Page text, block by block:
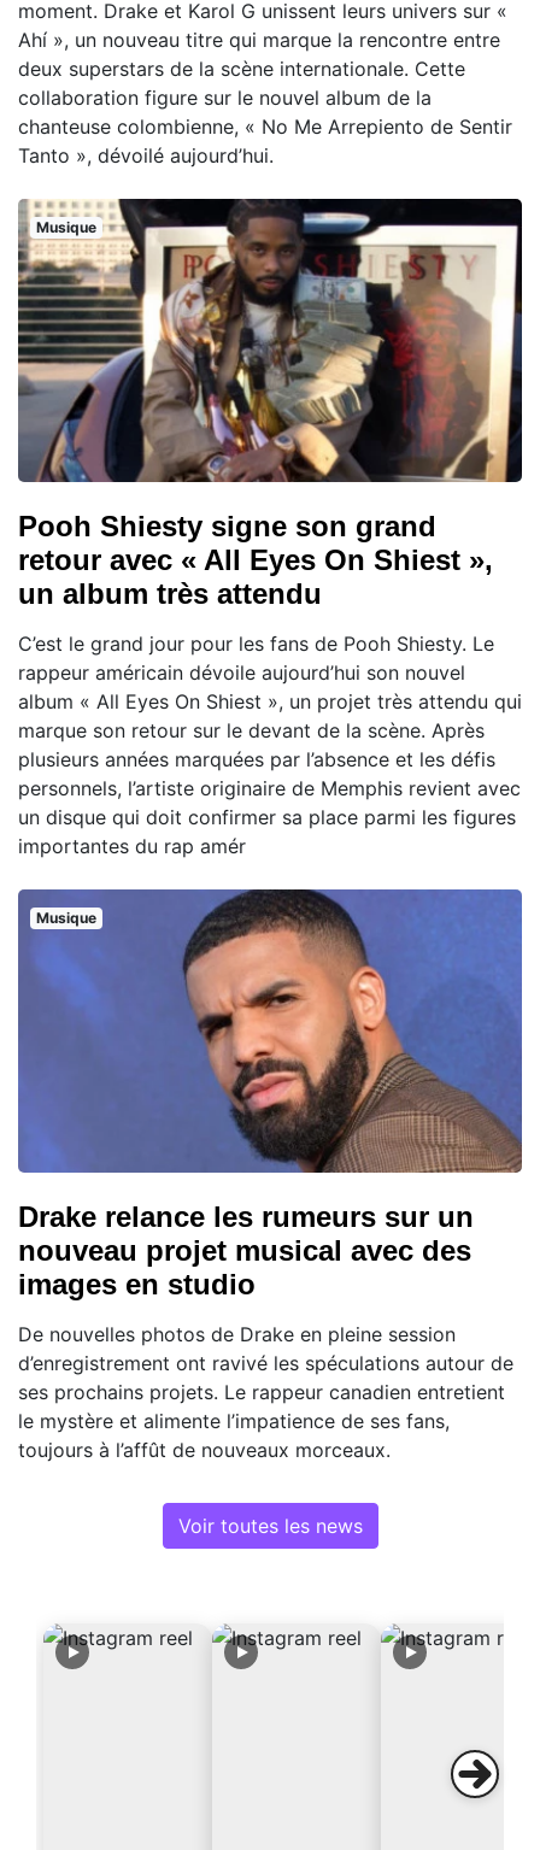
moment. Drake et Karol G unissent leurs univers sur «
Ahí », un nouveau titre qui marque la rencontre entre
deux superstars de la scène internationale. Cette
collaboration figure sur le nouvel album de la
chanteuse colombienne, « No Me Arrepiento de Sentir
Tanto », dévoilé aujourd’hui.
Musique
Pooh Shiesty signe son grand
retour avec « All Eyes On Shiest »,
un album très attendu
C’est le grand jour pour les fans de Pooh Shiesty. Le
rappeur américain dévoile aujourd’hui son nouvel
album « All Eyes On Shiest », un projet très attendu qui
marque son retour sur le devant de la scène. Après
plusieurs années marquées par l’absence et les défis
personnels, l’artiste originaire de Memphis revient avec
un disque qui doit confirmer sa place parmi les figures
importantes du rap amér
Musique
Drake relance les rumeurs sur un
nouveau projet musical avec des
images en studio
De nouvelles photos de Drake en pleine session
d’enregistrement ont ravivé les spéculations autour de
ses prochains projets. Le rappeur canadien entretient
le mystère et alimente l’impatience de ses fans,
toujours à l’affût de nouveaux morceaux.
Voir toutes les news